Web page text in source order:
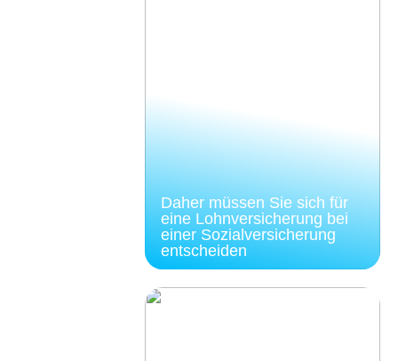
Daher müssen Sie sich für
eine Lohnversicherung bei
einer Sozialversicherung
entscheiden